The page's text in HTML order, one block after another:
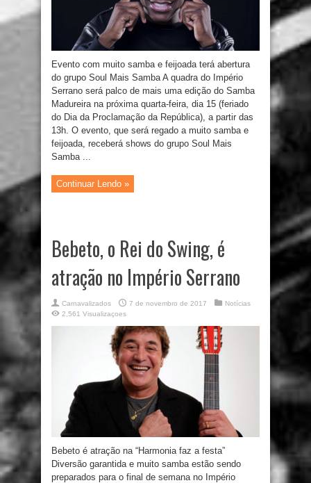
Evento com muito samba e feijoada terá abertura
do grupo Soul Mais Samba A quadra do Império
Serrano será palco de mais uma edição do Samba
Madureira na próxima quarta-feira, dia 15 (feriado
do Dia da Proclamação da República), a partir das
13h. O evento, que será regado a muito samba e
feijoada, receberá shows do grupo Soul Mais
Samba ...
Continuar Lendo »
Bebeto, o Rei do Swing, é
atração no Império Serrano
Carnavalizados 7 de novembro de 2017
Notícias
2,561 Visualizaçoes
Bebeto é atração na “Harmonia faz a festa”
Diversão garantida e muito samba estão sendo
preparados para o final de semana no Império